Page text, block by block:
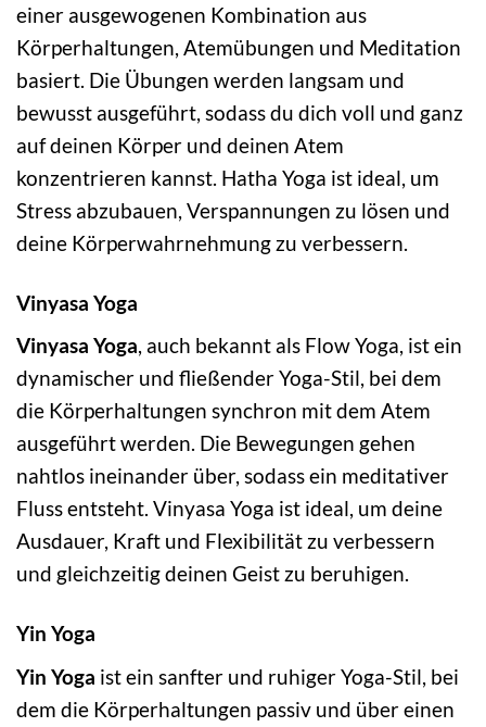
einer ausgewogenen Kombination aus
Körperhaltungen, Atemübungen und Meditation
basiert. Die Übungen werden langsam und
bewusst ausgeführt, sodass du dich voll und ganz
auf deinen Körper und deinen Atem
konzentrieren kannst. Hatha Yoga ist ideal, um
Stress abzubauen, Verspannungen zu lösen und
deine Körperwahrnehmung zu verbessern.
Vinyasa Yoga
Vinyasa Yoga, auch bekannt als Flow Yoga, ist ein
dynamischer und fließender Yoga-Stil, bei dem
die Körperhaltungen synchron mit dem Atem
ausgeführt werden. Die Bewegungen gehen
nahtlos ineinander über, sodass ein meditativer
Fluss entsteht. Vinyasa Yoga ist ideal, um deine
Ausdauer, Kraft und Flexibilität zu verbessern
und gleichzeitig deinen Geist zu beruhigen.
Yin Yoga
Yin Yoga ist ein sanfter und ruhiger Yoga-Stil, bei
dem die Körperhaltungen passiv und über einen